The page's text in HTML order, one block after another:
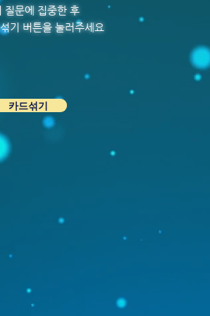
질문에 집중한 후
기 버튼을 눌러주세요
카드섞기